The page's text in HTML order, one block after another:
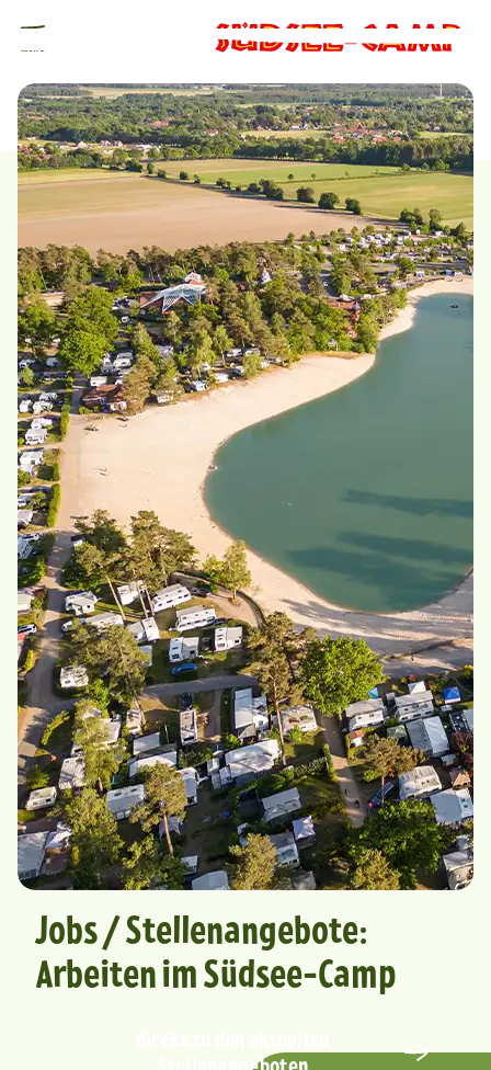
Jobs / Stellenangebote:
Arbeiten im Südsee-Camp